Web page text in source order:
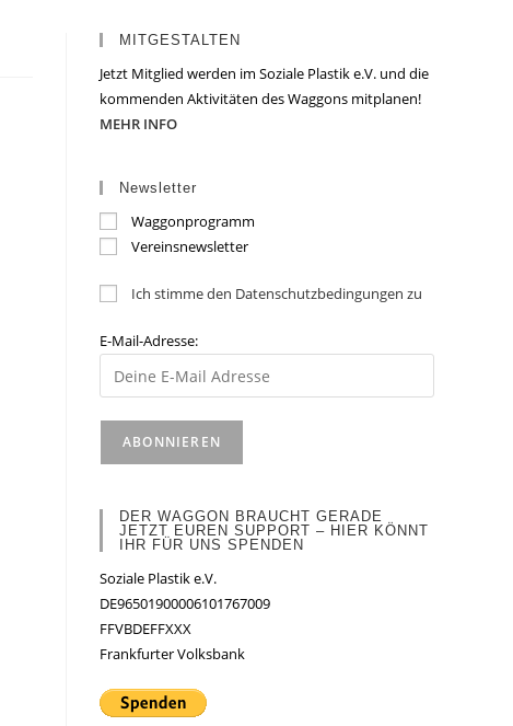
MITGESTALTEN
Jetzt Mitglied werden im Soziale Plastik e.V. und die
kommenden Aktivitäten des Waggons mitplanen!
MEHR INFO
Newsletter
Waggonprogramm
Vereinsnewsletter
Ich stimme den Datenschutzbedingungen zu
E-Mail-Adresse:
DER WAGGON BRAUCHT GERADE
JETZT EUREN SUPPORT – HIER KÖNNT
IHR FÜR UNS SPENDEN
Soziale Plastik e.V.
DE96501900006101767009
FFVBDEFFXXX
Frankfurter Volksbank